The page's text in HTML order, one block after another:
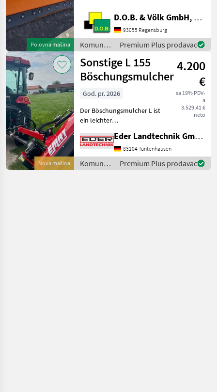
Polovna mašina
PSV Gleitkufensatz
Standard Komunalna
oprema i vozila Zimska
oprema
D.O.B. & Völk GmbH, Filiale Regensburg
93055 Regensburg
Komunalna
oprema i
vozila /
Samasz
Premium Plus prodavac
Nova mašina
Sonstige L 155
Böschungsmulcher
4.200
€
sa 19% PDV-
a
3.529,41 €
neto
God. pr. 2026
Der Böschungsmulcher L ist
ein leichter
Parallelogrammführung
und die ideale Lösung für
Traktoren mit geringerer
Leistung (Ab 25 PS). Er
Eder Landtechnik GmbH
83104 Tuntenhausen
Komunalna
oprema i
Premium Plus prodavac